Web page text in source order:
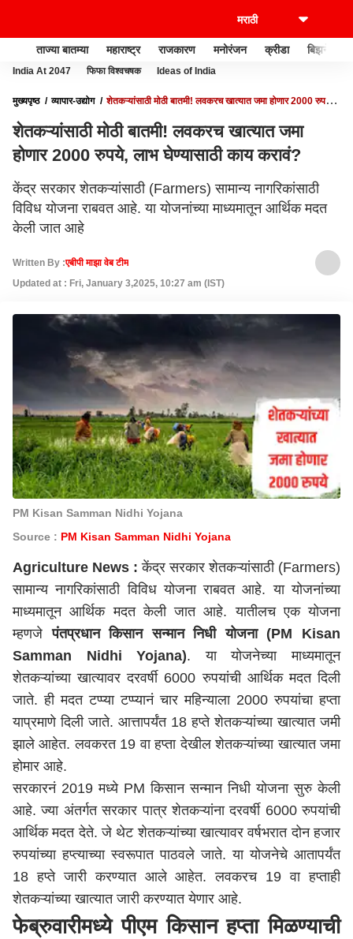
ताज्या बातम्या महाराष्ट्र राजकारण मनोरंजन क्रीडा बिझनेस
India At 2047 फिफा विश्वचषक Ideas of India
मुख्यपृष्ठ व्यापार-उद्योग
शेतकऱ्यांसाठी मोठी बातमी! लवकरच खात्यात जमा होणार 2000 रुपये,
शेतकऱ्यांसाठी मोठी बातमी! लवकरच खात्यात जमा
होणार 2000 रुपये, लाभ घेण्यासाठी काय करावं?
केंद्र सरकार शेतकऱ्यांसाठी (Farmers) सामान्य नागरिकांसाठी
विविध योजना राबवत आहे. या योजनांच्या माध्यमातून आर्थिक मदत
केली जात आहे
Written By :एबीपी माझा वेब टीम
Updated at : Fri, January 3,2025, 10:27 am (IST)
PM Kisan Samman Nidhi Yojana
Source : PM Kisan Samman Nidhi Yojana
Agriculture News : केंद्र सरकार शेतकऱ्यांसाठी (Farmers)
सामान्य नागरिकांसाठी विविध योजना राबवत आहे. या योजनांच्या
माध्यमातून आर्थिक मदत केली जात आहे. यातीलच एक योजना
म्हणजेपंतप्रधान किसान सन्मान निधी योजना (PM Kisan
Samman Nidhi Yojana). या योजनेच्या माध्यमातून
शेतकऱ्यांच्या खात्यावर दरवर्षी 6000 रुपयांची आर्थिक मदत दिली
जाते. ही मदत टप्प्या टप्प्यानं चार महिन्याला 2000 रुपयांचा हप्ता
याप्रमाणे दिली जाते. आत्तापर्यंत 18 हप्ते शेतकऱ्यांच्या खात्यात जमी
झाले आहेत. लवकरत 19 वा हप्ता देखील शेतकऱ्यांच्या खात्यात जमा
होमार आहे.
सरकारनं 2019 मध्ये PM किसान सन्मान निधी योजना सुरु केली
आहे. ज्या अंतर्गत सरकार पात्र शेतकऱ्यांना दरवर्षी 6000 रुपयांची
आर्थिक मदत देते. जे थेट शेतकऱ्यांच्या खात्यावर वर्षभरात दोन हजार
रुपयांच्या हप्त्याच्या स्वरूपात पाठवले जाते. या योजनेचे आतापर्यंत
18 हप्ते जारी करण्यात आले आहेत. लवकरच 19 वा हप्ताही
शेतकऱ्यांच्या खात्यात जारी करण्यात येणार आहे.
फेब्रुवारीमध्ये पीएम किसान हप्ता मिळण्याची